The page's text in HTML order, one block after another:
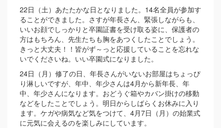
22日（土）あたたかな日となりました。14名全員が参加す
ることができました。さすが年長さん、緊張しながらも、
いいお顔でしっかりと卒園証書を受け取る姿に、保護者の
方はもちろん、先生たちも胸をあつくしたことでしょう。
きっと大丈夫！！皆がず～っと応援していることを忘れな
いでくださいね。いい卒園式になりました。
24日（月）修了の日、年長さんがいないお部屋はちょっぴ
り淋しいですが、年中、年少さんは4月から新年長、年
中、年少さんになります。おどうぐ箱やカバン掛けの移動
などをしたことでしょう。明日からしばらくお休みに入り
ます。ケガや病気など気をつけて、4月7日（月）の始業式
に元気に会えるのを楽しみにしています。